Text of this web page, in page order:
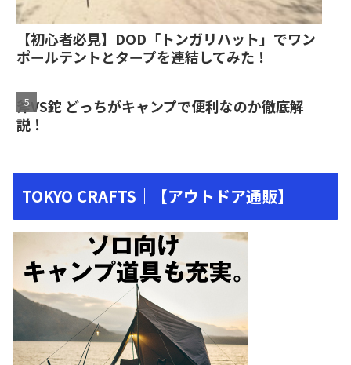
【初心者必見】DOD「トンガリハット」でワン
ポールテントとタープを連結してみた！
斧VS鉈 どっちがキャンプで便利なのか徹底解
説！
TOKYO CRAFTS｜【アウトドア通販】